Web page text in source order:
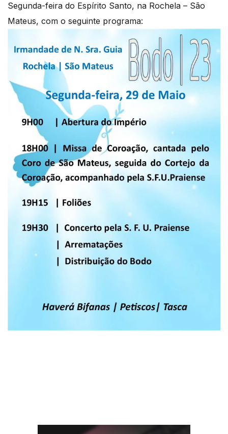
Segunda-feira do Espírito Santo, na Rochela – São
Mateus, com o seguinte programa: